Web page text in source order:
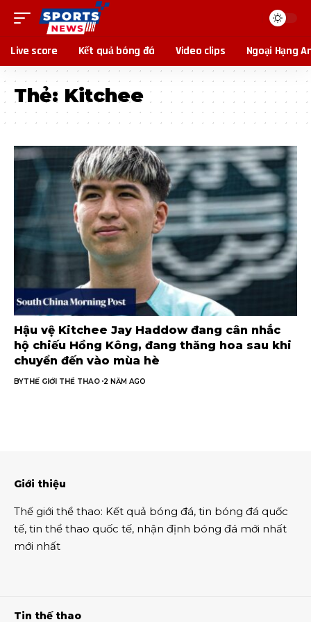
Live score Kết quả bóng đá Video clips Ngoại Hạng
Thẻ: Kitchee
Hậu vệ Kitchee Jay Haddow đang cân nhắc
hộ chiếu Hồng Kông, đang thăng hoa sau khi
chuyển đến vào mùa hè
BYTHẾ GIỚI THỂ THAO 2 NĂM AGO
Giới thiệu
Thế giới thể thao: Kết quả bóng đá, tin bóng đá quốc
tế, tin thể thao quốc tế, nhận định bóng đá mới nhất
mới nhất
Tin thế thao